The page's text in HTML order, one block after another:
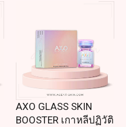
AXO GLASS SKIN
BOOSTER เกาหลีปฏิวัติ